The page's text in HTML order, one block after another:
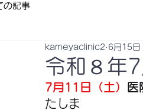
の記事
令和８年
kameyaclinic2 6月15日
7月11日（土）
医
たしま